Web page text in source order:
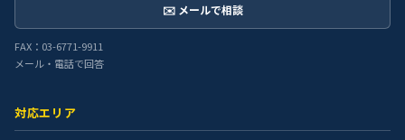
✉️ メールで相談
FAX：03-6771-9911
メール・電話で回答
対応エリア